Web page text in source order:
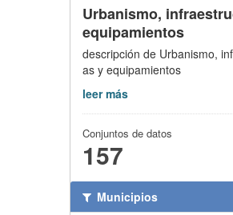
Urbanismo,
equipamientos
descripción de Urbanismo,
as y equipamientos
leer más
Conjuntos de datos
157
Municipios